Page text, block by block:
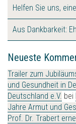
Helfen Sie uns,
Aus Dankbarkeit:
Neueste
Trailer zum
und Gesundheit in
Deutschland e.V. bei
Jahre Armut und
Prof. Dr. Trabert